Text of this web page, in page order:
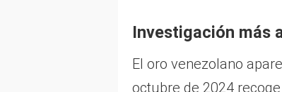
Investigación más
El oro venezolano
octubre de 2024